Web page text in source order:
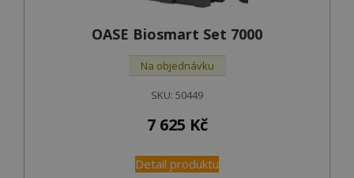
OASE Biosmart Set 7000
Na objednávku
SKU: 50449
7 625 Kč
Detail produktu